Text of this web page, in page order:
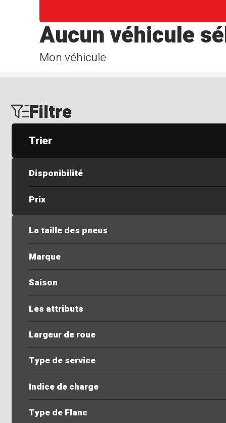
Mon véhicule
Aucun véhicule
Filtre
Trier
Disponibilité
Prix
La taille des pneus
Marque
Saison
Les attributs
Largeur de roue
Type de service
Indice de charge
Type de Flanc